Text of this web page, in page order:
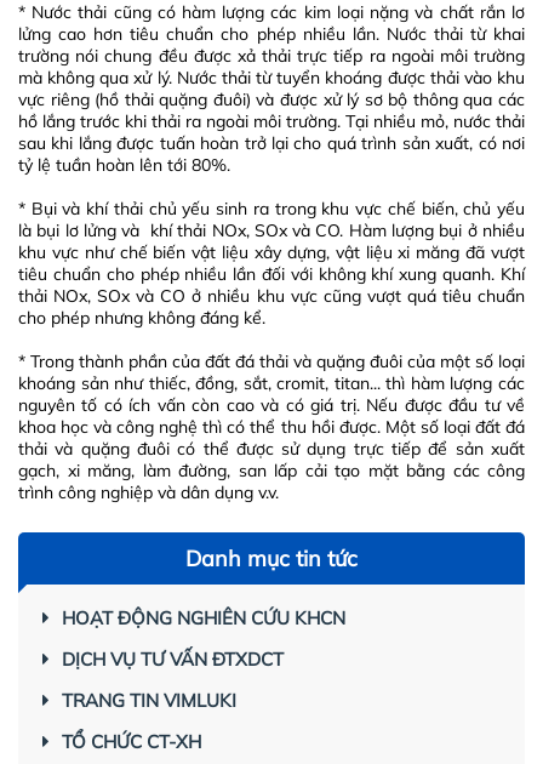
* Nước thải cũng có hàm lượng các kim loại nặng và chất rắn lơ
lửng cao hơn tiêu chuẩn cho phép nhiều lần. Nước thải từ khai
trường nói chung đều được xả thải trực tiếp ra ngoài môi trường
mà không qua xử lý. Nước thải từ tuyển khoáng được thải vào khu
vực riêng (hồ thải quặng đuôi) và được xử lý sơ bộ thông qua các
hồ lắng trước khi thải ra ngoài môi trường. Tại nhiều mỏ, nước thải
sau khi lắng được tuấn hoàn trở lại cho quá trình sản xuất, có nơi
tỷ lệ tuần hoàn lên tới 80%.
* Bụi và khí thải chủ yếu sinh ra trong khu vực chế biến, chủ yếu
là bụi lơ lửng và khí thải NOx, SOx và CO. Hàm lượng bụi ở nhiều
khu vực như chế biến vật liệu xây dựng, vật liệu xi măng đã vượt
tiêu chuẩn cho phép nhiều lần đối với không khí xung quanh. Khí
thải NOx, SOx và CO ở nhiều khu vực cũng vượt quá tiêu chuẩn
cho phép nhưng không đáng kể.
* Trong thành phần của đất đá thải và quặng đuôi của một số loại
khoáng sản như thiếc, đồng, sắt, cromit, titan... thì hàm lượng các
nguyên tố có ích vấn còn cao và có giá trị. Nếu được đầu tư về
khoa học và công nghệ thì có thể thu hồi được. Một số loại đất đá
thải và quặng đuôi có thể được sử dụng trực tiếp để sản xuất
gạch, xi măng, làm đường, san lấp cải tạo mặt bằng các công
trình công nghiệp và dân dụng v.v.
Danh mục tin tức
HOẠT ĐỘNG NGHIÊN CỨU KHCN
DỊCH VỤ TƯ VẤN ĐTXDCT
TRANG TIN VIMLUKI
TỔ CHỨC CT-XH